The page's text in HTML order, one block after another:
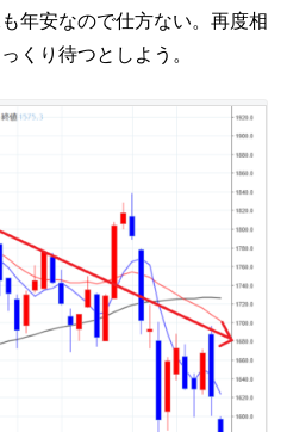
年安なので仕方ない。再度相
くり待つとしよう。